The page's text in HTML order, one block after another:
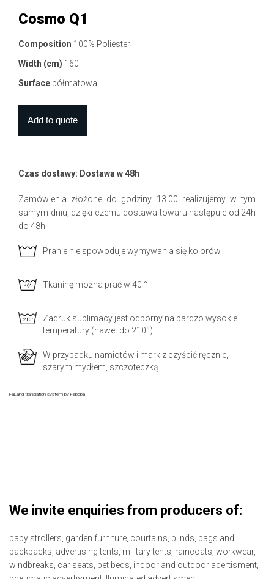
Cosmo Q1
Composition 100% Poliester
Width (cm) 160
Surface półmatowa
Czas dostawy: Dostawa w 48h
Zamówienia złożone do godziny 13.00 realizujemy w tym
samym dniu, dzięki czemu dostawa towaru następuje od 24h
do 48h
Pranie nie spowoduje wymywania się kolorów
Tkaninę można prać w 40 °
Zadruk sublimacy jest odporny na bardzo wysokie
temperatury (nawet do 210°)
W przypadku namiotów i markiz czyścić ręcznie,
szarym mydłem, szczoteczką
FaLang translation system by Faboba
We invite enquiries from producers of:
baby strollers, garden furniture, courtains, blinds, bags and
backpacks, advertising tents, military tents, raincoats, workwear,
windbreaks, car seats, pet beds, indoor and outdoor adertisment,